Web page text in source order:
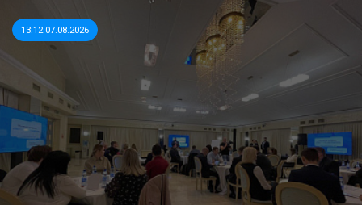
13:12 07.08.2026